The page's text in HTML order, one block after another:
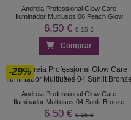
Andreia Professional Glow Care
Iluminador Multiusos 06 Peach Glow
6,50 € 9,15 €
Comprar
-29%
Andreia Professional Glow Care
Iluminador Multiusos 04 Sunlit Bronze
6,50 € 9,15 €